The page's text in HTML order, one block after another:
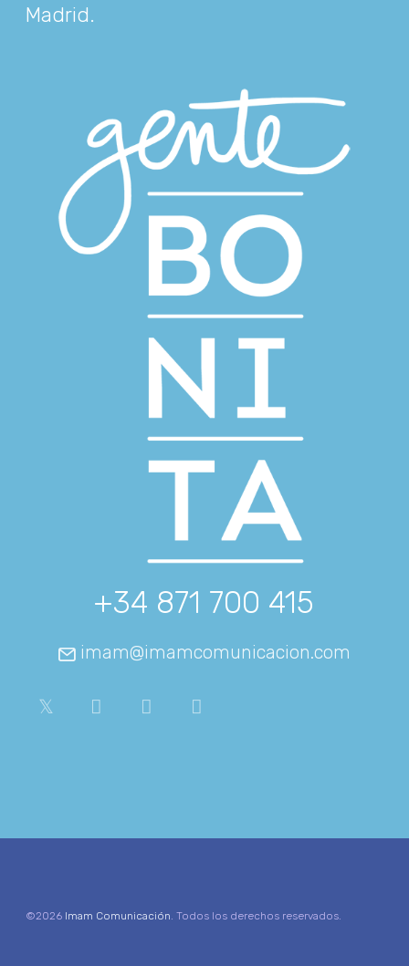
Madrid.
+34 871 700 415
imam@imamcomunicacion.com
©2026 Imam Comunicación. Todos los derechos reservados.